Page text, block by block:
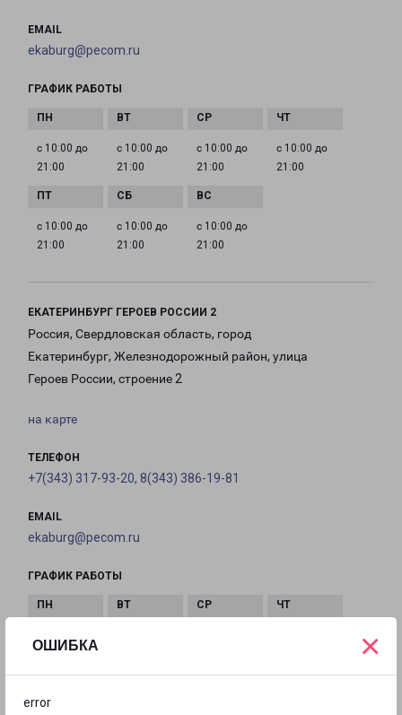
ОШИБКА
error
×
EMAIL
ekaburg@pecom.ru
ГРАФИК РАБОТЫ
с 10:00 до
21:00
с 10:00 до
21:00
с 10:00 до
21:00
с 10:00 до
21:00
с 10:00 до
21:00
с 10:00 до
21:00
с 10:00 до
21:00
ЕКАТЕРИНБУРГ ГЕРОЕВ РОССИИ 2
Россия, Свердловская область, город
Екатеринбург, Железнодорожный район, улица
Героев России, строение 2
на карте
ТЕЛЕФОН
+7(343) 317-93-20, 8(343) 386-19-81
EMAIL
ekaburg@pecom.ru
ГРАФИК РАБОТЫ
20:00